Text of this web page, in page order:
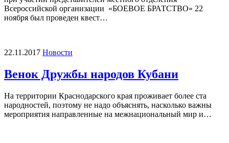
Всероссийской организации «БОЕВОЕ БРАТСТВО» 22
ноября был проведен квест…
22.11.2017 Новости
Венок Дружбы народов Кубани
На территории Краснодарского края проживает более ста
народностей, поэтому не надо объяснять, насколько важны
мероприятия направленные на межнациональный мир и…